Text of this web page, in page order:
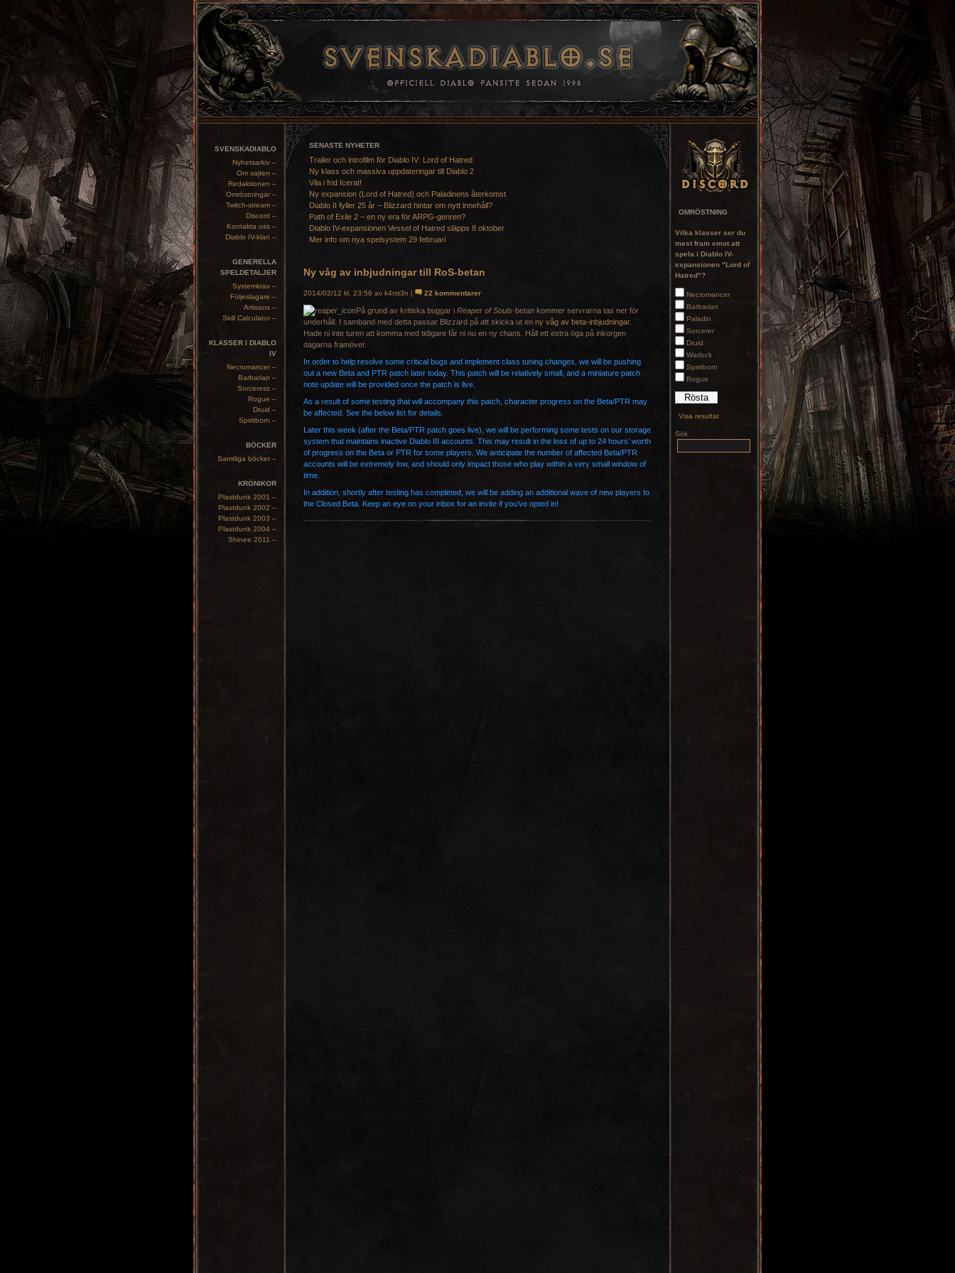
SVENSKADIABLO
Nyhetsarkiv –
Om sajten –
Redaktionen –
Omröstningar –
Twitch-stream –
Discord –
Kontakta oss –
Diablo IV-klan –
GENERELLA
SPELDETALJER
Systemkrav –
Följeslagare –
Artisans –
Skill Calculator –
KLASSER I DIABLO
IV
Necromancer –
Barbarian –
Sorceress –
Rogue –
Druid –
Spiritborn –
BÖCKER
Samtliga böcker –
KRÖNIKOR
Plastdunk 2001 –
Plastdunk 2002 –
Plastdunk 2003 –
Plastdunk 2004 –
Shinee 2011 –
SENASTE NYHETER
Trailer och introfilm för Diablo IV: Lord of Hatred
Ny klass och massiva uppdateringar till Diablo 2
Vila i frid Icerat!
Ny expansion (Lord of Hatred) och Paladinens återkomst
Diablo II fyller 25 år – Blizzard hintar om nytt innehåll?
Path of Exile 2 – en ny era för ARPG-genren?
Diablo IV-expansionen Vessel of Hatred släpps 8 oktober
Mer info om nya spelsystem 29 februari
OMRÖSTNING
Vilka klasser ser du
mest fram emot att
spela i Diablo IV-
expansionen "Lord of
Hatred"?
Necromancer
Barbarian
Paladin
Sorcerer
Druid
Warlock
Spiritborn
Rogue
Visa resultat
Sök
Ny våg av inbjudningar till RoS-betan
2014/02/12 kl. 23:56 av k4rst3n | 22 kommentarer
På grund av kritiska buggar i Reaper of Souls-betan kommer servrarna tas ner för
underhåll. I samband med detta passar Blizzard på att skicka ut en ny våg av beta-inbjudningar.
Hade ni inte turen att komma med tidigare får ni nu en ny chans. Håll ett extra öga på inkorgen
dagarna framöver.
In order to help resolve some critical bugs and implement class tuning changes, we will be pushing
out a new Beta and PTR patch later today. This patch will be relatively small, and a miniature patch
note update will be provided once the patch is live.
As a result of some testing that will accompany this patch, character progress on the Beta/PTR may
be affected. See the below list for details.
Later this week (after the Beta/PTR patch goes live), we will be performing some tests on our storage
system that maintains inactive Diablo III accounts. This may result in the loss of up to 24 hours’ worth
of progress on the Beta or PTR for some players. We anticipate the number of affected Beta/PTR
accounts will be extremely low, and should only impact those who play within a very small window of
time.
In addition, shortly after testing has completed, we will be adding an additional wave of new players to
the Closed Beta. Keep an eye on your inbox for an invite if you’ve opted in!